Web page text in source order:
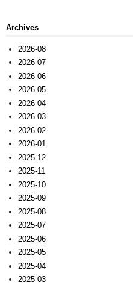
Archives
2026-08
2026-07
2026-06
2026-05
2026-04
2026-03
2026-02
2026-01
2025-12
2025-11
2025-10
2025-09
2025-08
2025-07
2025-06
2025-05
2025-04
2025-03